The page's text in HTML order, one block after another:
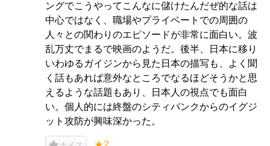
ングでこうやってこんなに儲けたんだぜ的な話は
中心ではなく、職場やプライベートでの周囲の
人々との関わりのエピソードが非常に面白い。波
乱万丈でまるで映画のようだ。後半、日本に移り
いわゆるガイジンから見た日本の描写も、よく聞
く話もあれば意外なところでなるほどそうかと思
えるような話題もあり、日本人の視点でも面白
い。個人的には終盤のシティバンクからのイグジ
ット攻防が興味深かった。